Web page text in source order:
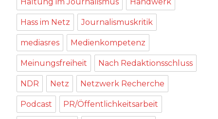
Hass im Netz Journalismuskritik
mediasres Medienkompetenz
Meinungsfreiheit Nach Redaktionsschluss
NDR Netz Netzwerk Recherche
Podcast PR/Öffentlichkeitsarbeit